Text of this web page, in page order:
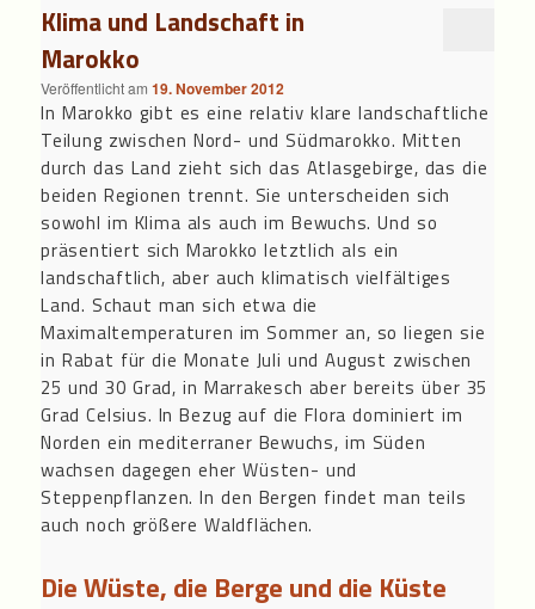
Klima und Landschaft in
Marokko
Veröffentlicht am19. November 2012
In Marokko gibt es eine relativ klare landschaftliche
Teilung zwischen Nord- und Südmarokko. Mitten
durch das Land zieht sich das Atlasgebirge, das die
beiden Regionen trennt. Sie unterscheiden sich
sowohl im Klima als auch im Bewuchs. Und so
präsentiert sich Marokko letztlich als ein
landschaftlich, aber auch klimatisch vielfältiges
Land. Schaut man sich etwa die
Maximaltemperaturen im Sommer an, so liegen sie
in Rabat für die Monate Juli und August zwischen
25 und 30 Grad, in Marrakesch aber bereits über 35
Grad Celsius. In Bezug auf die Flora dominiert im
Norden ein mediterraner Bewuchs, im Süden
wachsen dagegen eher Wüsten- und
Steppenpflanzen. In den Bergen findet man teils
auch noch größere Waldflächen.
Die Wüste, die Berge und die Küste